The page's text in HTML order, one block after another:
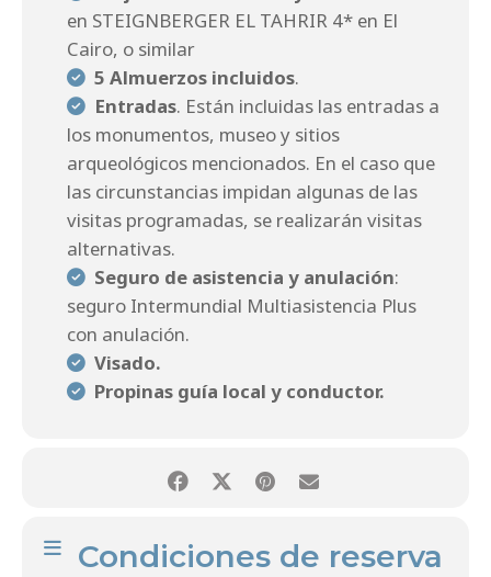
en STEIGNBERGER EL TAHRIR 4* en El
Cairo, o similar
5 Almuerzos incluidos.
Entradas. Están incluidas las entradas a
los monumentos, museo y sitios
arqueológicos mencionados. En el caso que
las circunstancias impidan algunas de las
visitas programadas, se realizarán visitas
alternativas.
Seguro de asistencia y anulación:
seguro Intermundial Multiasistencia Plus
con anulación.
Visado.
Propinas guía local y conductor.
Condiciones de reserva